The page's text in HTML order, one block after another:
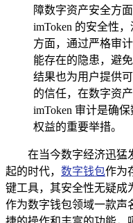
障数字资产安全方
imToken 的安全性
方面，通过严格审
能存在的隐患，避
结果也为用户提供
的信任，在数字资
imToken 审计是确
权益的重要举措。
在当今数字经济迅猛
起的时代， 数字钱包作为
键工具，其安全性无疑成
作为数字钱包领域一款声